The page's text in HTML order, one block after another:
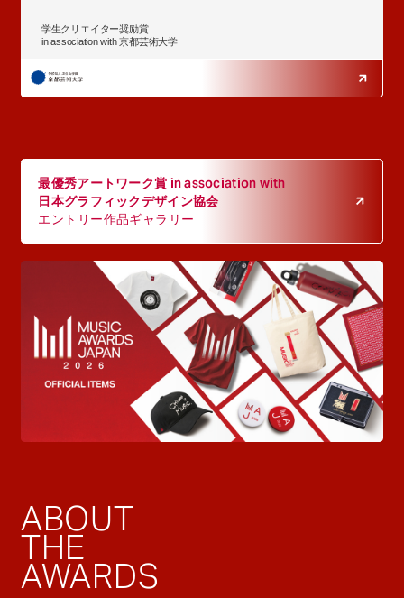
学生クリエイター奨励賞
in association with 京都芸術大学
最優秀アートワーク賞 in association with
日本グラフィックデザイン協会
エントリー作品ギャラリー
ABOUT
THE
AWARDS